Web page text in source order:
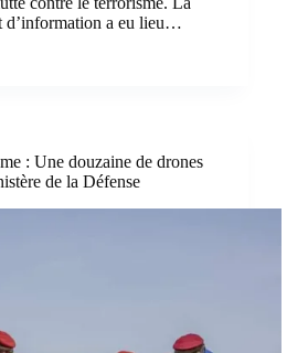
d’information a eu lieu…
: Une douzaine de drones
de la Défense